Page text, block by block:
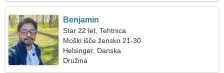
Benjamin
Star 22 let, Tehtnica
Moški išče žensko 21-30
Helsingør, Danska
Družina